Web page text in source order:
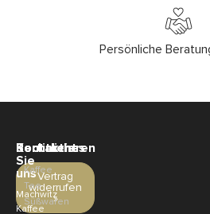
Persönliche
Sortiment
Kaffee
Tee
Süßwaren
Rechtliches
Vertrag
widerrufen
»
Kontaktieren
Sie
uns
Machwitz
Kaffee